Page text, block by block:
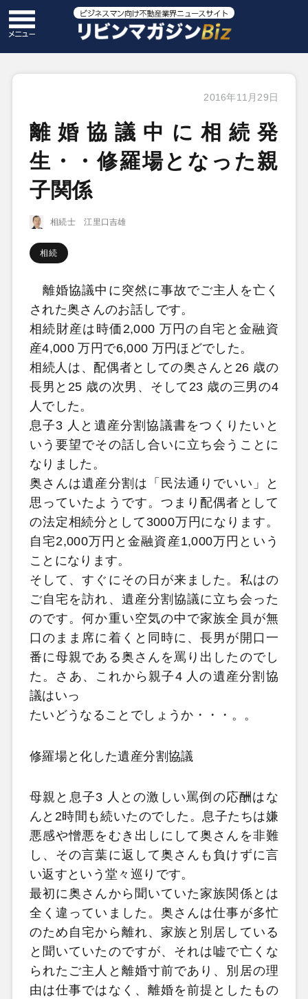
2016年11月29日
離婚協議中に相続発
生・・修羅場となった親
子関係
相続士 江里口吉雄
相続
離婚協議中に突然に事故でご主人を亡く
された奥さんのお話しです。
相続財産は時価2,000 万円の自宅と金融資
産4,000 万円で6,000 万円ほどでした。
相続人は、配偶者としての奥さんと26 歳の
長男と25 歳の次男、そして23 歳の三男の4
人でした。
息子3 人と遺産分割協議書をつくりたいと
いう要望でその話し合いに立ち会うことに
なりました。
奥さんは遺産分割は「民法通りでいい」と
思っていたようです。つまり配偶者として
の法定相続分として3000万円になります。
自宅2,000万円と金融資産1,000万円という
ことになります。
そして、すぐにその日が来ました。私はの
ご自宅を訪れ、遺産分割協議に立ち会った
のです。何か重い空気の中で家族全員が無
口のまま席に着くと同時に、長男が開口一
番に母親である奥さんを罵り出したのでし
た。さあ、これから親子4 人の遺産分割協
議はいっ
たいどうなることでしょうか・・・。。
修羅場と化した遺産分割協議
母親と息子3 人との激しい罵倒の応酬はな
んと2時間も続いたのでした。息子たちは嫌
悪感や憎悪をむき出しにして奥さんを非難
し、その言葉に返して奥さんも負けずに言
い返すという堂々巡りです。
最初に奥さんから聞いていた家族関係とは
全く違っていました。奥さんは仕事が多忙
のため自宅から離れ、家族と別居している
と聞いていたのですが、それは嘘で亡くな
られたご主人と離婚寸前であり、別居の理
由は仕事ではなく、離婚を前提としたもの